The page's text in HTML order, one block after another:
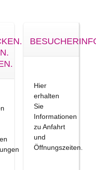
Hier
erhalten
Sie
Informationen
zu Anfahrt
und
Öffnungszeiten.